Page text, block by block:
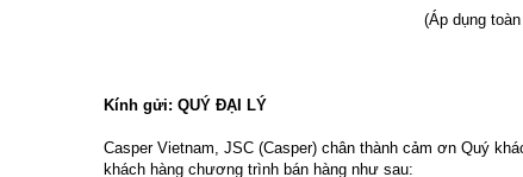
(Áp dụng
Kính gửi: QUÝ ĐẠI LÝ
Casper Vietnam, JSC (Casper) chân thành cảm ơn Quý
khách hàng chương trình bán hàng như sau: